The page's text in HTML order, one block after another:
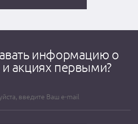
информацию о
акциях первыми?